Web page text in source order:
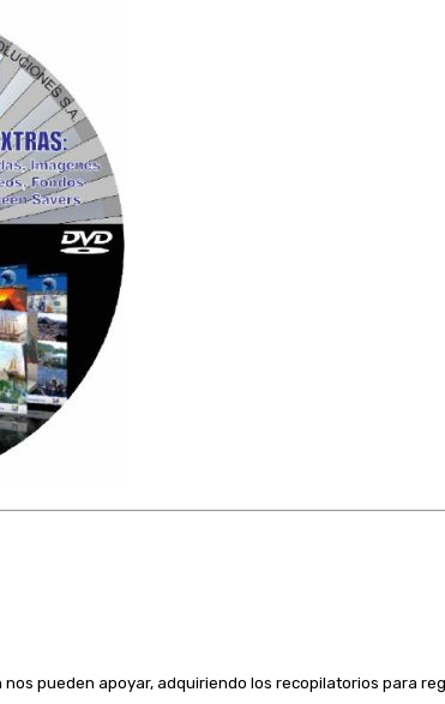
pueden apoyar, adquiriendo los recopilatorios para